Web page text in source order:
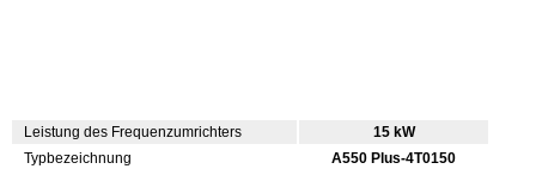
Leistung des Frequenzumrichters
15 kW
Typbezeichnung
A550 Plus-4T0150